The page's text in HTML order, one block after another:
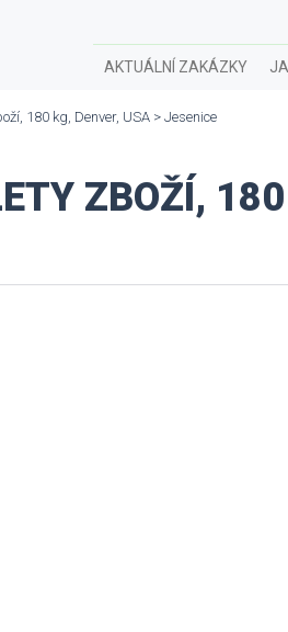
AKTUÁLNÍ ZAKÁZKY
180 kg, Denver, USA > Jesenice
ZBOŽÍ,